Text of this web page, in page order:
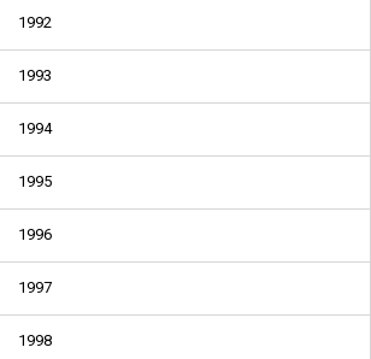
1992
1993
1994
1995
1996
1997
1998